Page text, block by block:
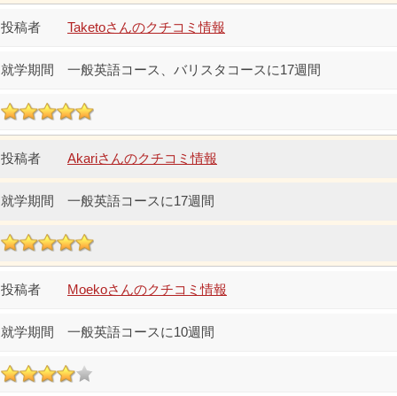
Taketoさんのクチコミ情報
一般英語コース、バリスタコースに17週間
Akariさんのクチコミ情報
一般英語コースに17週間
Moekoさんのクチコミ情報
一般英語コースに10週間